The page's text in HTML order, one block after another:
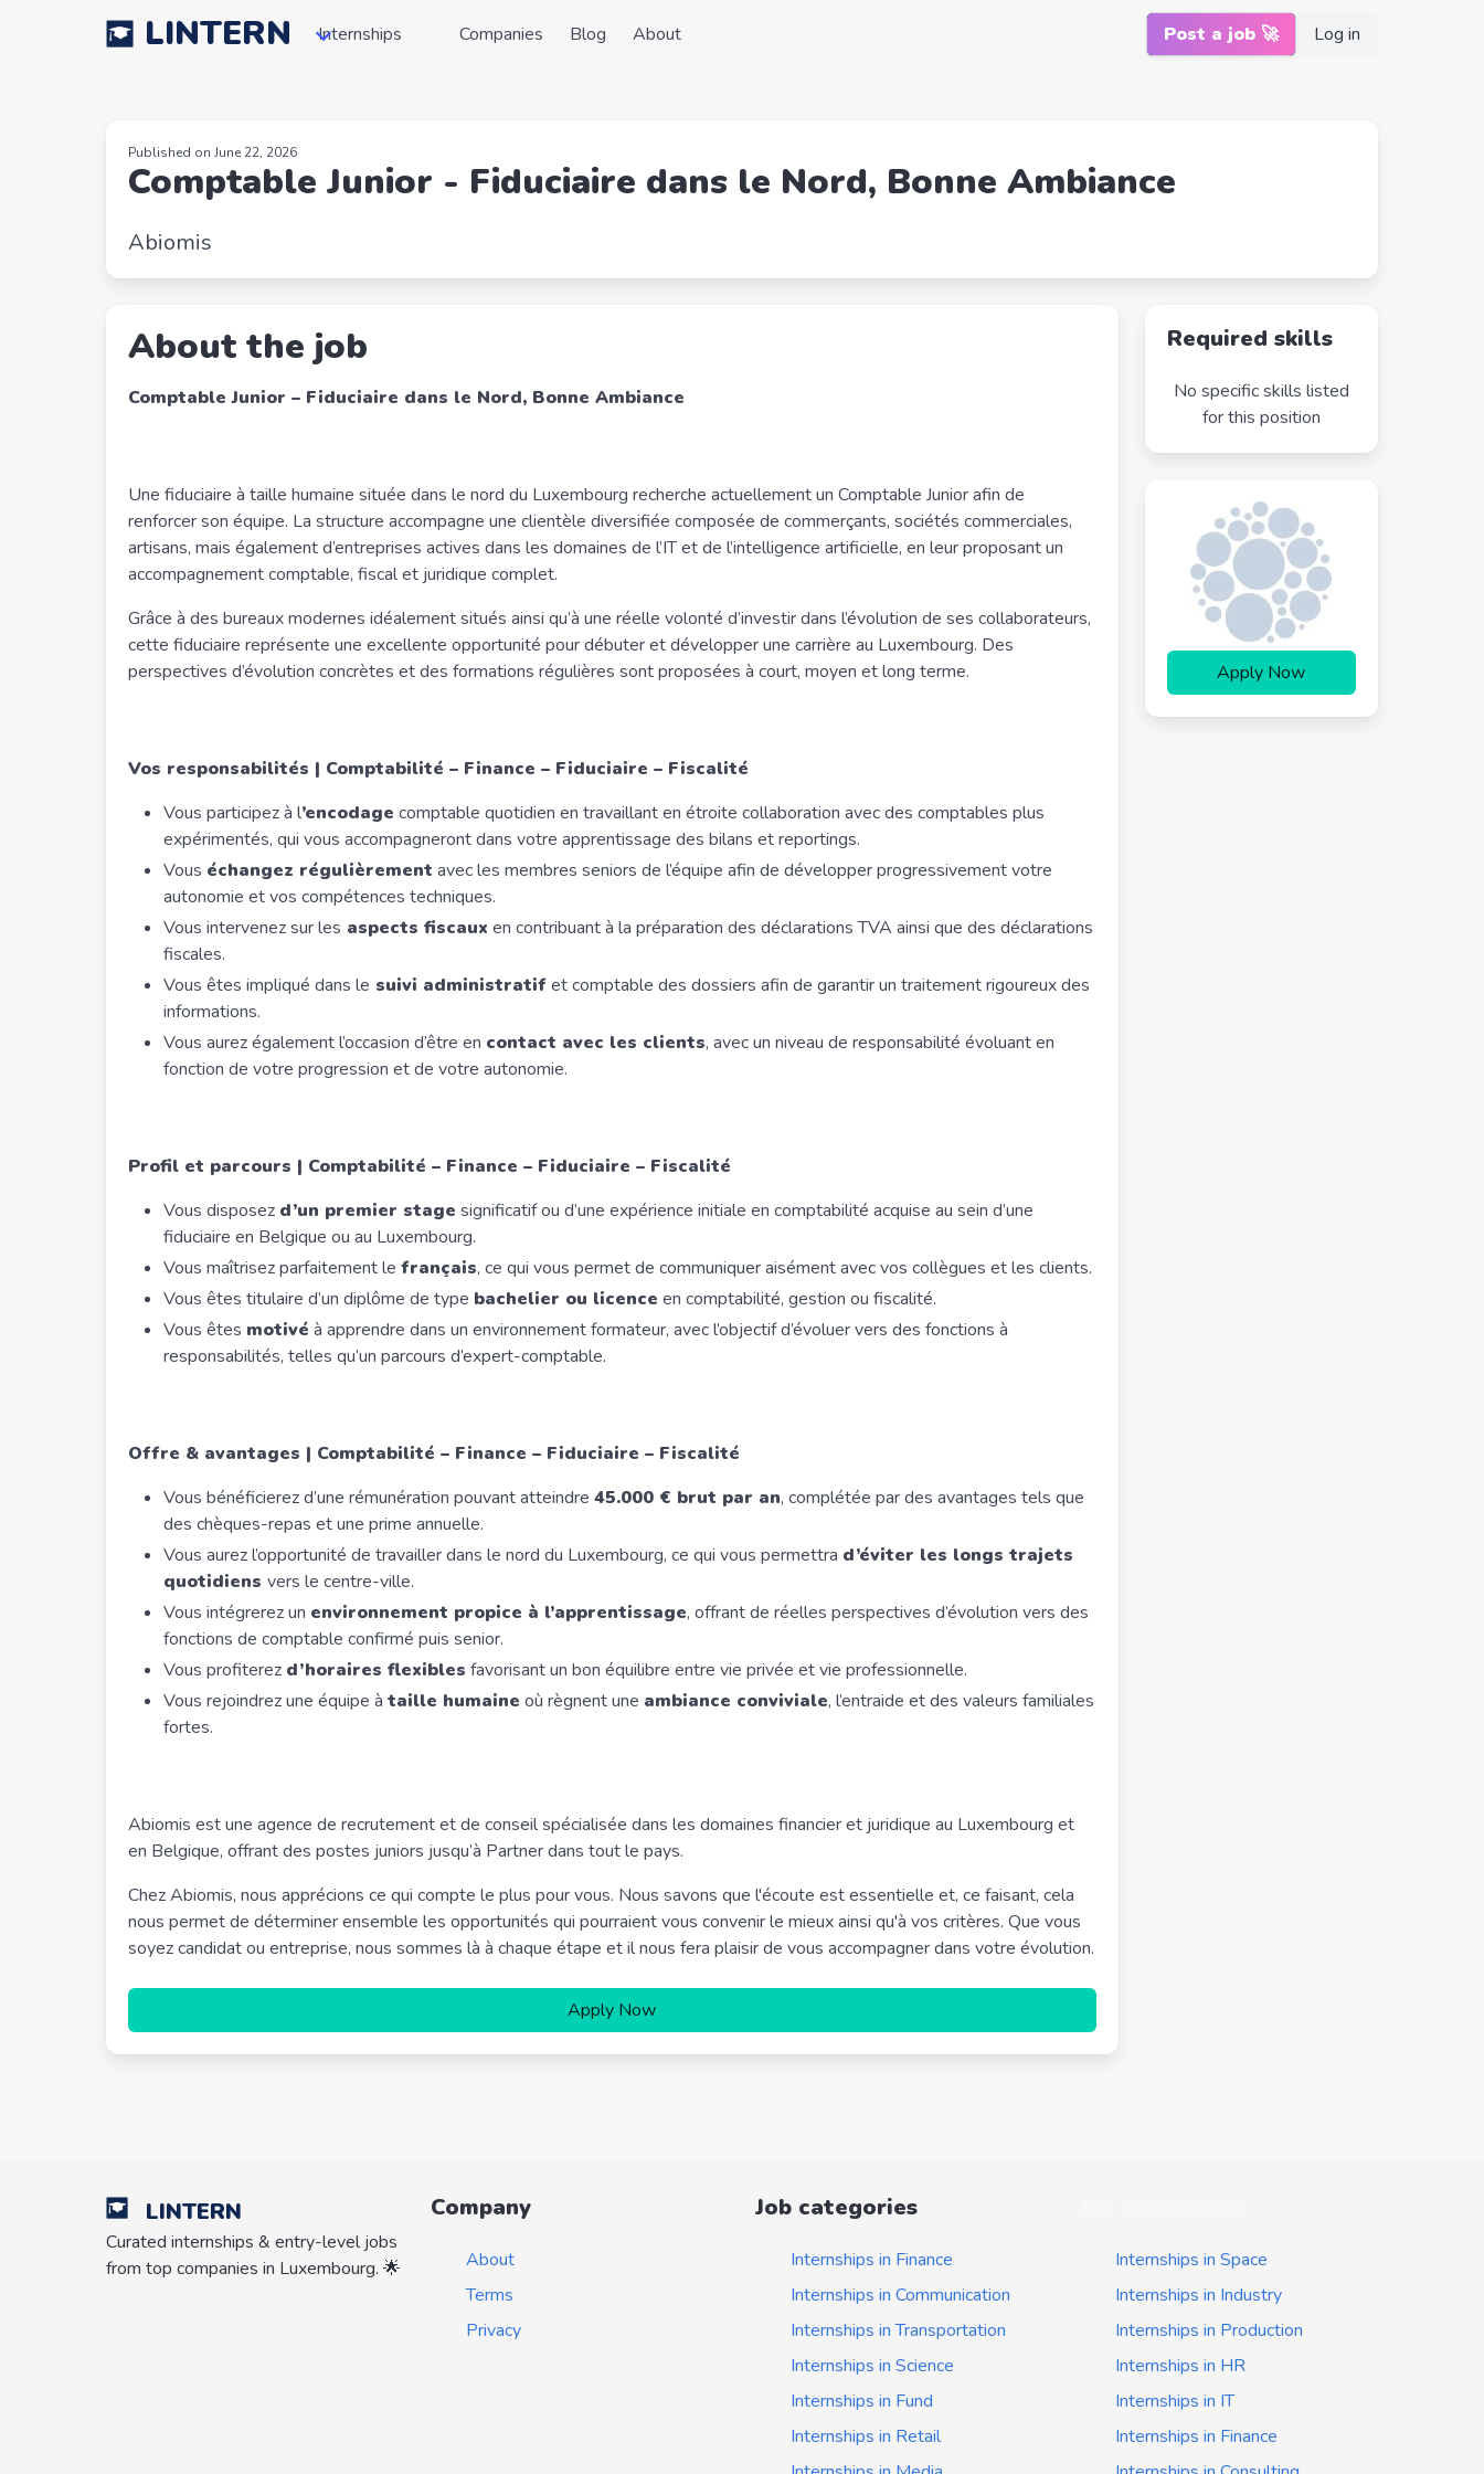
LINTERN Internships Companies Blog About Post a job 🚀 Log in
Published on June 22, 2026
Comptable Junior - Fiduciaire dans le Nord, Bonne Ambiance
Abiomis
About the job
Comptable Junior – Fiduciaire dans le Nord, Bonne Ambiance
Une fiduciaire à taille humaine située dans le nord du Luxembourg recherche actuellement un Comptable Junior afin de
renforcer son équipe. La structure accompagne une clientèle diversifiée composée de commerçants, sociétés commerciales,
artisans, mais également d’entreprises actives dans les domaines de l’IT et de l’intelligence artificielle, en leur proposant un
accompagnement comptable, fiscal et juridique complet.
Grâce à des bureaux modernes idéalement situés ainsi qu’à une réelle volonté d’investir dans l’évolution de ses collaborateurs,
cette fiduciaire représente une excellente opportunité pour débuter et développer une carrière au Luxembourg. Des
perspectives d’évolution concrètes et des formations régulières sont proposées à court, moyen et long terme.
Vos responsabilités | Comptabilité – Finance – Fiduciaire – Fiscalité
Vous participez à l’encodage comptable quotidien en travaillant en étroite collaboration avec des comptables plus
expérimentés, qui vous accompagneront dans votre apprentissage des bilans et reportings.
Vous échangez régulièrement avec les membres seniors de l’équipe afin de développer progressivement votre
autonomie et vos compétences techniques.
Vous intervenez sur les aspects fiscaux en contribuant à la préparation des déclarations TVA ainsi que des déclarations
fiscales.
Vous êtes impliqué dans le suivi administratifet comptable des dossiers afin de garantir un traitement rigoureux des
informations.
Vous aurez également l’occasion d’être en contact avec les clients, avec un niveau de responsabilité évoluant en
fonction de votre progression et de votre autonomie.
Profil et parcours | Comptabilité – Finance – Fiduciaire – Fiscalité
Vous disposez d’un premier stage significatif ou d’une expérience initiale en comptabilité acquise au sein d’une
fiduciaire en Belgique ou au Luxembourg.
Vous maîtrisez parfaitement le français, ce qui vous permet de communiquer aisément avec vos collègues et les clients.
Vous êtes titulaire d’un diplôme de type bachelier ou licence en comptabilité, gestion ou fiscalité.
Vous êtes motivé à apprendre dans un environnement formateur, avec l’objectif d’évoluer vers des fonctions à
responsabilités, telles qu’un parcours d’expert-comptable.
Offre & avantages | Comptabilité – Finance – Fiduciaire – Fiscalité
Vous bénéficierez d’une rémunération pouvant atteindre 45.000 € brut par an, complétée par des avantages tels que
des chèques-repas et une prime annuelle.
Vous aurez l’opportunité de travailler dans le nord du Luxembourg, ce qui vous permettra d’éviter les longs trajets
quotidiens vers le centre-ville.
Vous intégrerez un environnement propice à l’apprentissage, offrant de réelles perspectives d’évolution vers des
fonctions de comptable confirmé puis senior.
Vous profiterez d’horaires flexibles favorisant un bon équilibre entre vie privée et vie professionnelle.
Vous rejoindrez une équipe à taille humaine où règnent une ambiance conviviale, l’entraide et des valeurs familiales
fortes.
Abiomis est une agence de recrutement et de conseil spécialisée dans les domaines financier et juridique au Luxembourg et
en Belgique, offrant des postes juniors jusqu’à Partner dans tout le pays.
Chez Abiomis, nous apprécions ce qui compte le plus pour vous. Nous savons que l'écoute est essentielle et, ce faisant, cela
nous permet de déterminer ensemble les opportunités qui pourraient vous convenir le mieux ainsi qu'à vos critères. Que vous
soyez candidat ou entreprise, nous sommes là à chaque étape et il nous fera plaisir de vous accompagner dans votre évolution.
Apply Now
Required skills
No specific skills listed
for this position
Apply Now
LINTERN
Curated internships & entry-level jobs
from top companies in Luxembourg. 🌟
Company
About
Terms
Privacy
Job categories
Internships in Finance
Internships in Communication
Internships in Transportation
Internships in Science
Internships in Fund
Internships in Retail
Internships in Space
Internships in Industry
Internships in Production
Internships in HR
Internships in IT
Internships in Finance